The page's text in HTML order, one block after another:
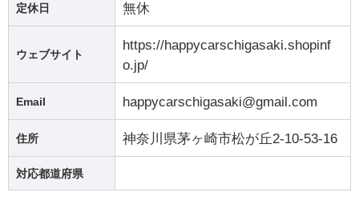
定休日 無休
ウェブサイト
https://happycarschigasaki.shopinf
o.jp/
Email happycarschigasaki@gmail.com
住所 神奈川県茅ヶ崎市松が丘2-10-53-16
対応都道府県